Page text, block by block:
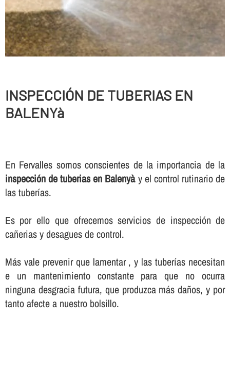
INSPECCIÓN DE TUBERIAS EN
BALENYà
En Fervalles somos conscientes de la importancia de la
inspección de tuberias en Balenyày el control rutinario de
las tuberí­as.
Es por ello que ofrecemos servicios de inspección de
cañerias y desagues de control.
Más vale prevenir que lamentar , y las tuberí­as necesitan
e un mantenimiento constante para que no ocurra
ninguna desgracia futura, que produzca más daños, y por
tanto afecte a nuestro bolsillo.